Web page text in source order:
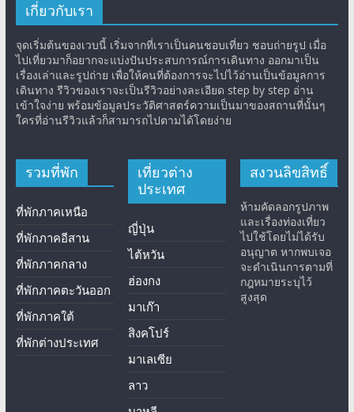
เกี่ยวกับเรา
จุดเริ่มต้นของเวบนี้ เริ่มจากที่เราเป็นคนชอบเที่ยว ชอบถ่ายรูป เมื่อ
ไปเที่ยวมาก็อยากจะแบ่งปันประสบการณ์การเดินทาง ออกมาเป็น
เรื่องเล่าและรูปถ่าย เพื่อให้คนที่ต้องการจะไปไว้อ่านเป็นข้อมูลการ
เดินทาง รีวิวของเราจะเป็นรีวิวอย่างละเอียด step by step อ่าน
เข้าใจง่าย พร้อมข้อมูลประวัติศาสตร์ความเป็นมาของสถานที่นั้นๆ
ใครที่อ่านรีวิวแล้วก็สามารถไปตามได้โดยง่าย
รวมที่พัก
ที่พักภาคเหนือ
ที่พักภาคอีสาน
ที่พักภาคกลาง
ที่พักภาคตะวันออก
ที่พักภาคใต้
ที่พักต่างประเทศ
เที่ยวต่าง
ประเทศ
ญี่ปุ่น
ไต้หวัน
ฮ่องกง
มาเก๊า
สิงคโปร์
มาเลเซีย
ลาว
สงวนลิขสิทธิ์
ห้ามคัดลอกรูปภาพ
และเรื่องท่องเที่ยว
ไปใช้โดยไม่ได้รับ
อนุญาต หากพบเจอ
จะดำเนินการตามที่
กฎหมายระบุไว้
สูงสุด